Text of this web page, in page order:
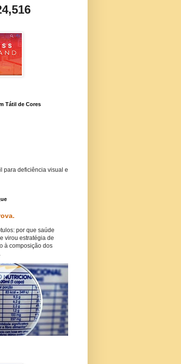
Tátil de Cores
para deficiência visual e
por que saúde
virou estratégia de
à composição dos